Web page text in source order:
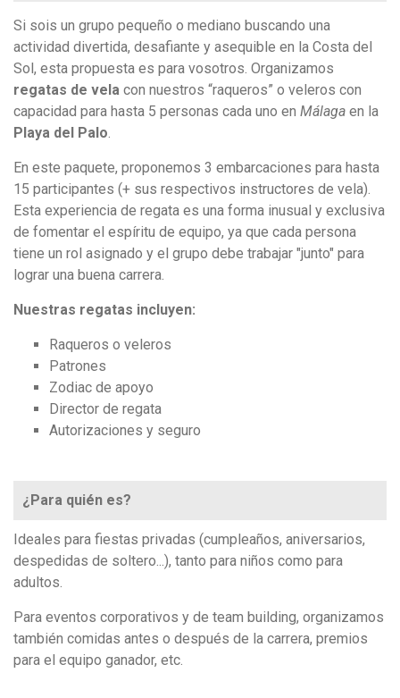
Si sois un grupo pequeño o mediano buscando una
actividad divertida, desafiante y asequible en la Costa del
Sol, esta propuesta es para vosotros. Organizamos
regatas de vela con nuestros “raqueros” o veleros con
capacidad para hasta 5 personas cada uno en Málaga en la
Playa del Palo
En este paquete, proponemos 3 embarcaciones para hasta
15 participantes (+ sus respectivos instructores de vela).
Esta experiencia de regata es una forma inusual y exclusiva
de fomentar el espíritu de equipo, ya que cada persona
tiene un rol asignado y el grupo debe trabajar "junto" para
lograr una buena carrera.
Nuestras regatas incluyen:
Raqueros o veleros
Patrones
Zodiac de apoyo
Director de regata
Autorizaciones y seguro
¿Para quién es?
Ideales para fiestas privadas (cumpleaños, aniversarios,
despedidas de soltero...), tanto para niños como para
adultos.
Para eventos corporativos y de team building, organizamos
también comidas antes o después de la carrera, premios
para el equipo ganador, etc.